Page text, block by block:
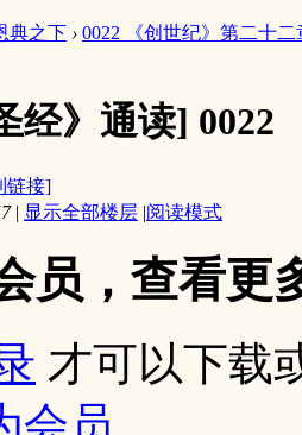
典之下 › 0022 《创世纪》第二十二
经》通读] 0022
链接]
| 显示全部楼层 |阅读模式
员，查看更
才可以下载
会员